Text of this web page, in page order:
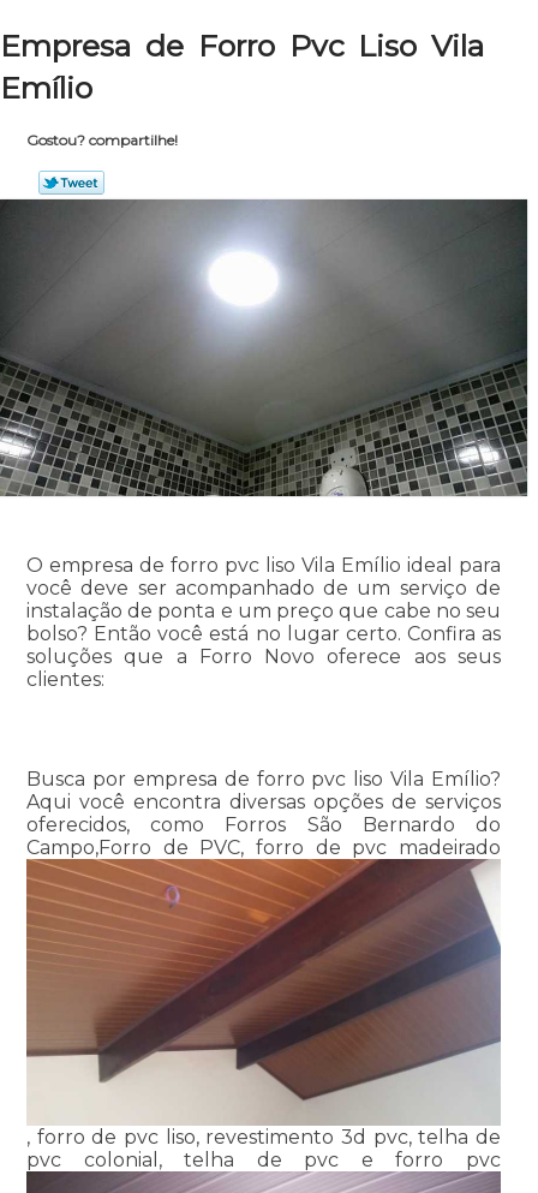
Empresa de Forro Pvc Liso Vila
Emílio
Gostou? compartilhe!
O empresa de forro pvc liso Vila Emílio ideal para
você deve ser acompanhado de um serviço de
instalação de ponta e um preço que cabe no seu
bolso? Então você está no lugar certo. Confira as
soluções que a Forro Novo oferece aos seus
clientes:
Busca por empresa de forro pvc liso Vila Emílio?
Aqui você encontra diversas opções de serviços
oferecidos, como Forros São Bernardo do
Campo,Forro de PVC, forro de pvc madeirado
, forro de pvc liso, revestimento 3d pvc, telha de
pvc colonial, telha de pvc e forro pvc